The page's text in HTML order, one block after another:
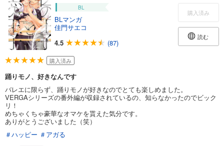
BL
BLマンガ
佳門サエコ
4.5
(87)
購入済み
読む
購入済み
踊りモノ、好きなんです
バレエに限らず、踊りモノが好きなのでとても楽しめました。
VERGAシリーズの番外編が収録されているの、知らなかったのでビック
リ！
めちゃくちゃ豪華なオマケを貰えた気分です。
ありがとうございました（笑）
＃ハッピー ＃アガる